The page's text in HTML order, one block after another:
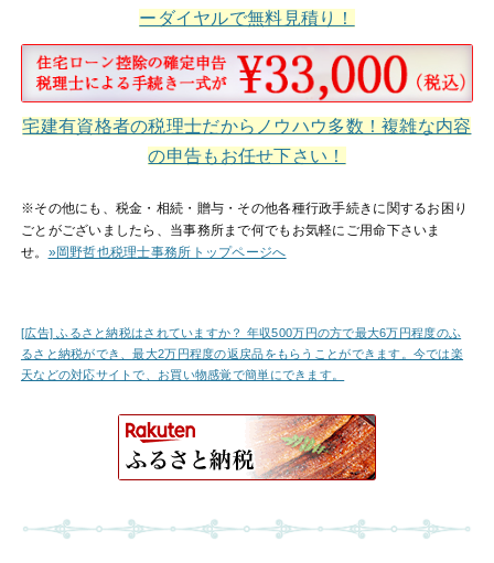
ーダイヤルで無料見積り！
宅建有資格者の税理士だからノウハウ多数！複雑な内容
の申告もお任せ下さい！
※その他にも、税金・相続・贈与・その他各種行政手続きに関するお困り
ごとがございましたら、当事務所まで何でもお気軽にご用命下さいま
せ。 »岡野哲也税理士事務所トップページへ
[広告] ふるさと納税はされていますか？ 年収500万円の方で最大6万円程度のふ
るさと納税ができ、最大2万円程度の返戻品をもらうことができます。今では楽
天などの対応サイトで、お買い物感覚で簡単にできます。